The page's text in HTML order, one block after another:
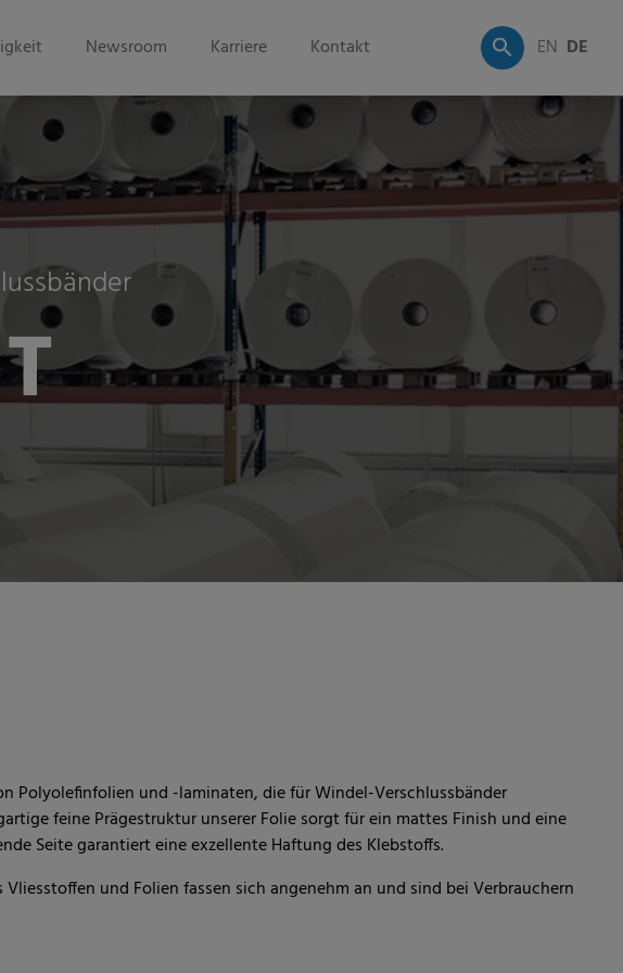
Newsroom Karriere Kontakt EN DE
Polyolefinfolien und -laminaten, die für Windel-Verschlussbänder
feine Prägestruktur unserer Folie sorgt für ein mattes Finish und eine
Seite garantiert eine exzellente Haftung des Klebstoffs.
und Folien fassen sich angenehm an und sind bei Verbrauchern